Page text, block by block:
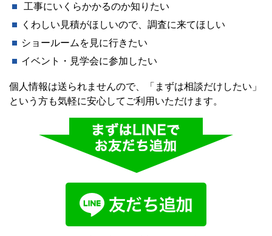
工事にいくらかかるのか知りたい
くわしい見積がほしいので、調査に来てほしい
ショールームを見に行きたい
イベント・見学会に参加したい
個人情報は送られませんので、「まずは相談だけしたい」
という方も気軽に安心してご利用いただけます。